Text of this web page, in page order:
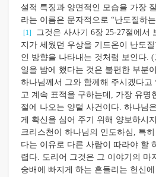
설적 특징과 양면적인 모습을 가장
라는 이름은 문자적으로 “난도질하
[1]
그것은 사사기 6장 25-27절에서
지가 세웠던 우상을 기드온이 난도
인 방향을 나타내는 것처럼 보인다. (
일을 밤에 했다는 것은 불편한 부분
하나님께서 그와 함께해 주시겠다고
고 계속 표적을 구하는데, 가장 유명
절에 나오는 양털 사건이다. 하나님
게 확신을 심어 주기 위해 양보하시
크리스천이 하나님의 인도하심, 특
다는 이유로 다른 사람이 따라야 할
렵다. 도리어 그것은 그 이야기의 마
숭배에 빠지게 하는 흔들리는 헌신